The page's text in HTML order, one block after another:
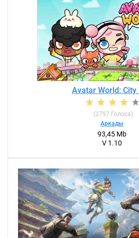
Avatar World: City
(2797 Голоса)
Аркады
93,45 Mb
V 1.10